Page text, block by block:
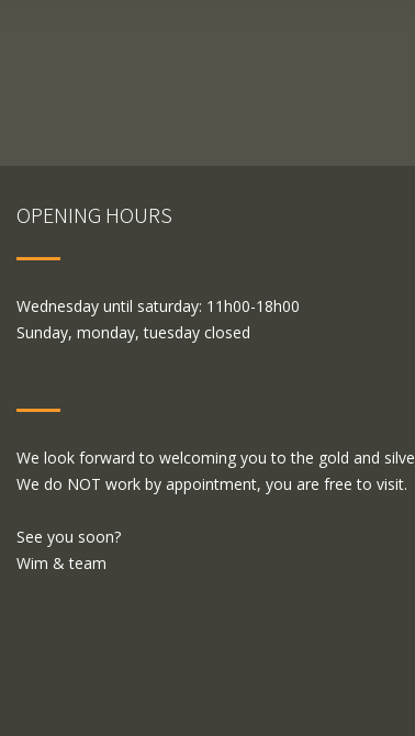
OPENING HOURS
Wednesday until saturday: 11h00-18h00
Sunday, monday, tuesday closed
We look forward to welcoming you to the gold and
We do NOT work by appointment, you are free to visit.
See you soon?
Wim & team